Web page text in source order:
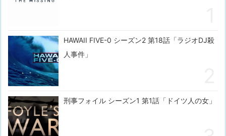
HAWAII FIVE-0 シーズン2 第18話「ラジオDJ殺
人事件」
刑事フォイル シーズン1 第1話「ドイツ人の女」